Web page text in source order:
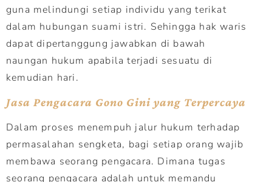
guna melindungi setiap individu yang terikat
dalam hubungan suami istri. Sehingga hak waris
dapat dipertanggung jawabkan di bawah
naungan hukum apabila terjadi sesuatu di
kemudian hari.
Jasa Pengacara Gono Gini yang Terpercaya
Dalam proses menempuh jalur hukum terhadap
permasalahan sengketa, bagi setiap orang wajib
membawa seorang pengacara. Dimana tugas
seorang pengacara adalah untuk memandu